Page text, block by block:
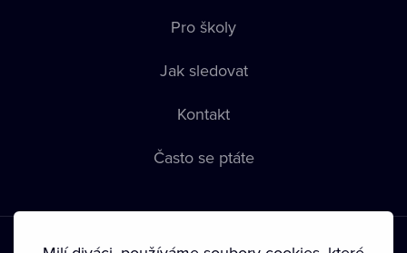
Pro školy
Jak sledovat
Kontakt
Často se ptáte